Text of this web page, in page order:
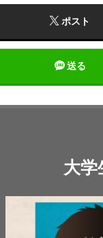
ポスト
送る
大学